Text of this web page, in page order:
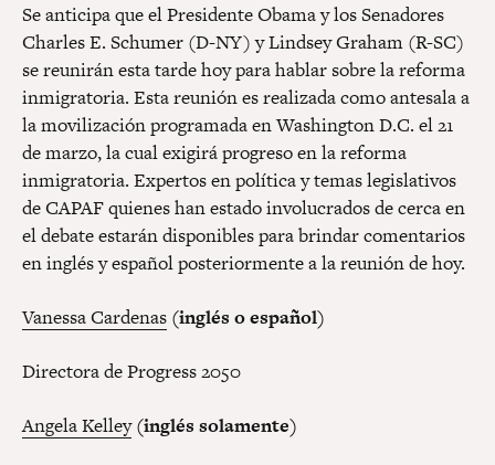
Se anticipa que el Presidente Obama y los Senadores
Charles E. Schumer (D-NY) y Lindsey Graham (R-SC)
se reunirán esta tarde hoy para hablar sobre la reforma
inmigratoria. Esta reunión es realizada como antesala a
la movilización programada en Washington D.C. el 21
de marzo, la cual exigirá progreso en la reforma
inmigratoria. Expertos en política y temas legislativos
de CAPAF quienes han estado involucrados de cerca en
el debate estarán disponibles para brindar comentarios
en inglés y español posteriormente a la reunión de hoy.
Vanessa Cardenas (inglés o español)
Directora de Progress 2050
Angela Kelley(inglés solamente)